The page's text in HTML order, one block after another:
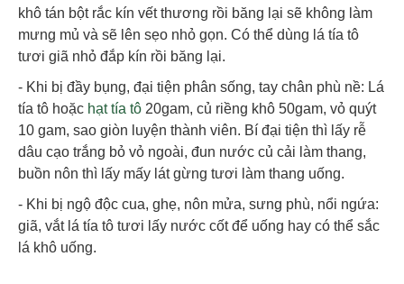
khô tán bột rắc kín vết thương rồi băng lại sẽ không làm
mưng mủ và sẽ lên sẹo nhỏ gọn. Có thể dùng lá tía tô
tươi giã nhỏ đắp kín rồi băng lại.
- Khi bị đầy bụng, đại tiện phân sống, tay chân phù nề: Lá
tía tô hoặc hạt tía tô 20gam, củ riềng khô 50gam, vỏ quýt
10 gam, sao giòn luyện thành viên. Bí đại tiện thì lấy rễ
dâu cạo trắng bỏ vỏ ngoài, đun nước củ cải làm thang,
buồn nôn thì lấy mấy lát gừng tươi làm thang uống.
- Khi bị ngộ độc cua, ghẹ, nôn mửa, sưng phù, nổi ngứa:
giã, vắt lá tía tô tươi lấy nước cốt để uống hay có thể sắc
lá khô uống.